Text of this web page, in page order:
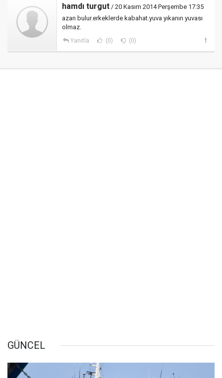
hamdı turgut / 20 Kasım 2014 Perşembe 17:35
azan bulur.erkeklerde kabahat.yuva yıkanın yuvası
olmaz.
Yanıtla (0) (0)
GÜNCEL